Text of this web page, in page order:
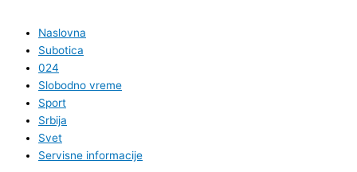
Naslovna
Subotica
024
Slobodno vreme
Sport
Srbija
Svet
Servisne informacije